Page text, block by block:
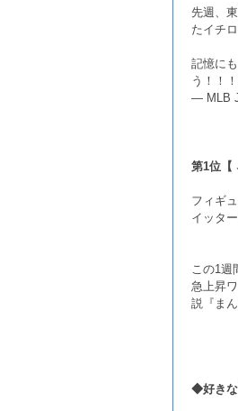
先週、
たイチ
記憶に
う！！！
— MLB
第1位【
フィギ
イッタ
この1週
急上昇
説『ま
◆好きな